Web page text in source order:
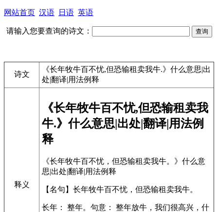
网站首页 汉语 日语 英语
请输入您要查询的诗文：
诗文
《长年牧牛百不忧,但恐输租卖我牛.》什么意思|出
处|翻译|用法例释
释义
《长年牧牛百不忧,但恐输租卖我
牛.》什么意思|出处|翻译|用法例
释
《长年牧牛百不忧，但恐输租卖我牛。》什么意
思|出处|翻译|用法例释
【名句】长年牧牛百不忧，但恐输租卖我牛。
长年： 整年。句意： 整年放牛，我们很高兴，什